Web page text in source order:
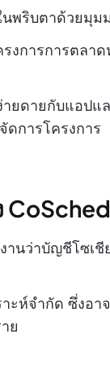
นพริบตาด้วยมุม
งการการตลา
ยดายกับแอปแ
ดการโครงการ
านว่าบัญชีโซเชี
ะห์จำกัด ซึ่งอา
ย